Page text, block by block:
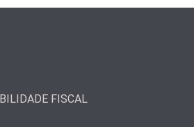
FISCAL